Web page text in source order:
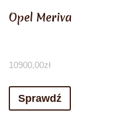
Opel Meriva
10900,00zł
Sprawdź